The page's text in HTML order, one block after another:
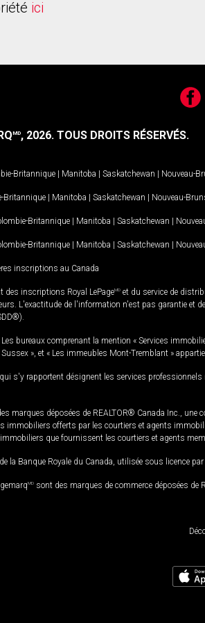
ici
MD, 2026. TOUS DROITS RÉSERVÉS.
Britannique | Manitoba | Saskatchewan | Nouveau-
Britannique | Manitoba | Saskatchewan | Nouveau-
Britannique | Manitoba | Saskatchewan |
Britannique | Manitoba | Saskatchewan |
inscriptions au Canada
des inscriptions Royal LePageMD et du service de
L'exactitude de l'information n'est pas garantie et
bureaux comprenant la mention « Services
Sussex », et « Les immeubles Mont-Tremblant »
s'y rapportent désignent les services
marques déposées de REALTOR® Canada Inc.,
immobiliers offerts par les courtiers et agents
que fournissent les courtiers et agents
la Banque Royale du Canada, utilisée sous licence
MD sont des marques de commerce déposées